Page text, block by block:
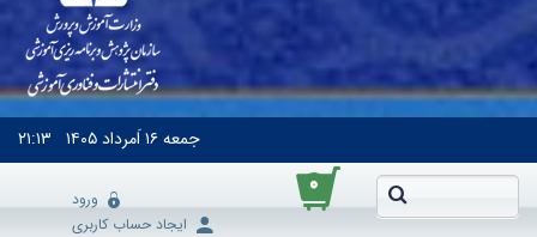
جمعه۱۶ اَمرداد ۱۴۰۵ ۲۱:۱۳
۰
ورود
ایجاد حساب کاربری